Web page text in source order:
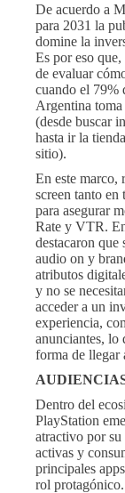
De acuerdo a
para 2031 la
domine la
Es por eso
de evaluar
cuando el 79%
Argentina
(desde buscar
hasta ir la
sitio).
En este marco,
screen tanto en
para asegurar
Rate y VTR.
destacaron que
audio on y
atributos
y no se
acceder a un
experiencia,
anunciantes, lo
forma de llegar
Dentro del
PlayStation
atractivo por su
activas y
principales
rol protagónico.